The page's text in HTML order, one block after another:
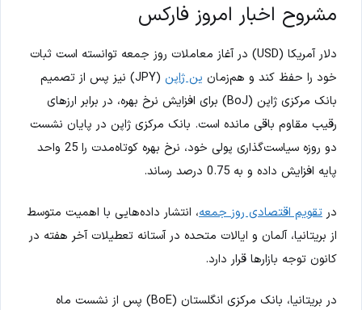
مشروح اخبار امروز فارکس
دلار آمریکا (USD) در آغاز معاملات روز جمعه توانسته است ثبات
خود را حفظ کند و هم‌زمان ین ژاپن
(JPY) نیز پس از تصمیم
بانک مرکزی ژاپن (BoJ) برای افزایش نرخ بهره، در برابر ارزهای
رقیب مقاوم باقی مانده است. بانک مرکزی ژاپن در پایان نشست
دو روزه سیاست‌گذاری پولی خود، نرخ بهره کوتاه‌مدت را 25 واحد
پایه افزایش داده و به 0.75 درصد رساند.
در تقویم اقتصادی روز جمعه، انتشار داده‌هایی با اهمیت متوسط
از بریتانیا، آلمان و ایالات متحده در آستانه تعطیلات آخر هفته در
کانون توجه بازارها قرار دارد.
در بریتانیا، بانک مرکزی انگلستان (BoE) پس از نشست ماه